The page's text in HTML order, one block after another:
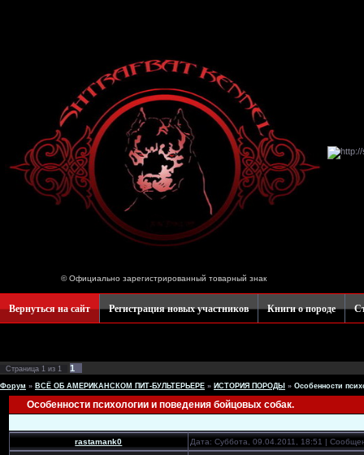
© Официально зарегистрированный товарный знак
Вернуться на сайт Регистрация новых участников Книги о породе
Страница 1 из 1 1
Форум » ВСЁ ОБ АМЕРИКАНСКОМ ПИТ-БУЛЬТЕРЬЕРЕ » ИСТОРИЯ ПОРОДЫ » Особенности
Особенности психологии и поведения бойцовых собак.
rastamank0 Дата: Суббота, 09.04.2011, 18:51 |